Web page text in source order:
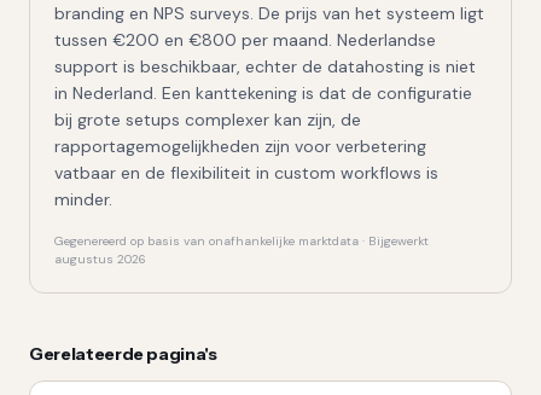
branding en NPS surveys. De prijs van het systeem ligt
tussen €200 en €800 per maand. Nederlandse
support is beschikbaar, echter de datahosting is niet
in Nederland. Een kanttekening is dat de configuratie
bij grote setups complexer kan zijn, de
rapportagemogelijkheden zijn voor verbetering
vatbaar en de flexibiliteit in custom workflows is
minder.
Gegenereerd op basis van onafhankelijke marktdata · Bijgewerkt
augustus 2026
Gerelateerde pagina's